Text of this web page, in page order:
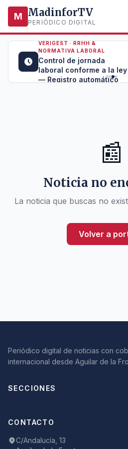
M MadinforTV
PERIÓDICO DIGITAL
VERIGEST · RRHH &
NORMATIVA LABORAL
Control de jornada
laboral conforme a la ley
— Registro automático
📰
Noticia no
La noticia que buscas no
Volver a
Periódico digital de noticias con
internacional desde Aguilar de la
SECCIONES
CONTACTO
C/Andalucía, 13